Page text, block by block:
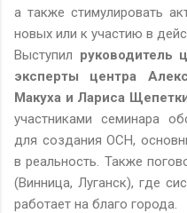
а также стимулировать
новых или к участию в
Выступил руководитель
эксперты центра
Макуха и Лариса
участниками семинара
для создания ОСН,
в реальность. Также
(Винница, Луганск), где
работает на благо города.